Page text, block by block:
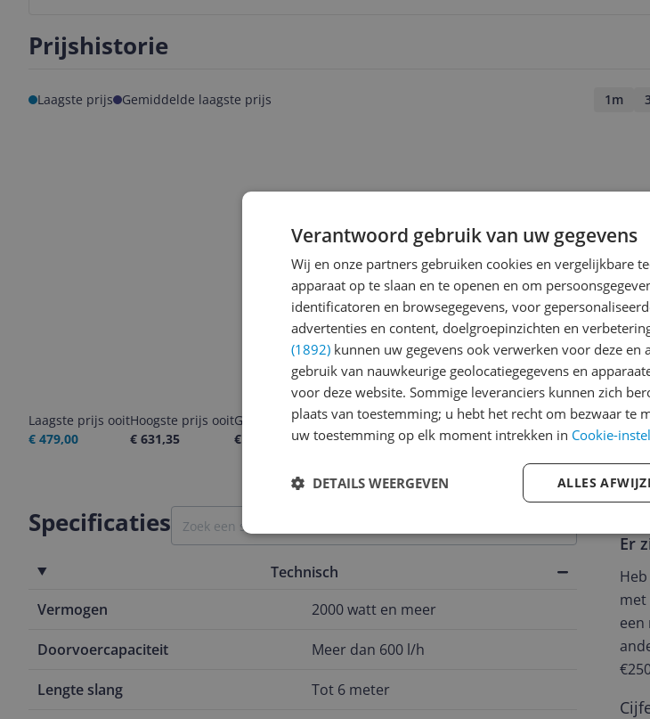
Prijshistorie
Laagste prijs Gemiddelde laagste prijs 1m
Laagste prijs ooit
€ 479,00
Hoogste prijs ooit
€ 631,35
Goedkoopste nu
€ 538,00
Laatste prijsupdate
09-08-2026
Specificaties
Technisch
Vermogen
2000 watt en meer
Doorvoercapaciteit Meer dan 600 l/h
Lengte slang Tot 6 meter
Er
met
een
Verantwoord gebruik van uw gegevens
Wij en onze partners gebruiken cookies en vergelijkbare
apparaat op te slaan en te openen en om
identificatoren en browsegegevens, voor
advertenties en content, doelgroepinzichten en
(1892) kunnen uw gegevens ook verwerken voor deze
gebruik van nauwkeurige geolocatiegegevens en
voor deze website. Sommige leveranciers kunnen zich
plaats van toestemming; u hebt het recht om bezwaar te
uw toestemming op elk moment intrekken in Cookie-
ALLES
DETAILS WEERGEVEN